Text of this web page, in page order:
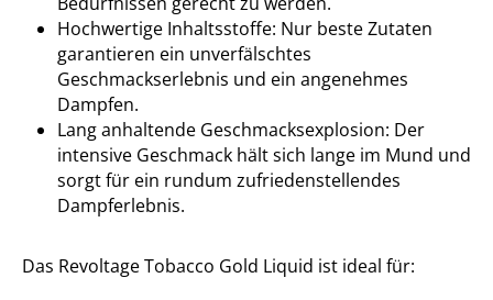
Hochwertige Inhaltsstoffe: Nur beste Zutaten
garantieren ein unverfälschtes
Geschmackserlebnis und ein angenehmes
Dampfen.
Lang anhaltende Geschmacksexplosion: Der
intensive Geschmack hält sich lange im Mund und
sorgt für ein rundum zufriedenstellendes
Dampferlebnis.
Das Revoltage Tobacco Gold Liquid ist ideal für: